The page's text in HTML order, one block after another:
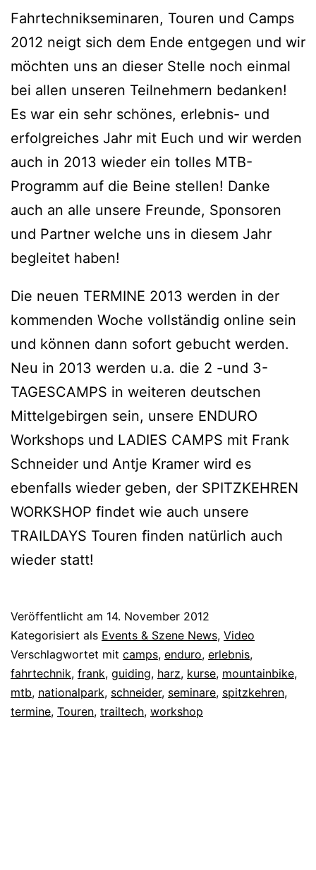
Fahrtechnikseminaren, Touren und Camps
2012 neigt sich dem Ende entgegen und wir
möchten uns an dieser Stelle noch einmal
bei allen unseren Teilnehmern bedanken!
Es war ein sehr schönes, erlebnis- und
erfolgreiches Jahr mit Euch und wir werden
auch in 2013 wieder ein tolles MTB-
Programm auf die Beine stellen! Danke
auch an alle unsere Freunde, Sponsoren
und Partner welche uns in diesem Jahr
begleitet haben!
Die neuen TERMINE 2013 werden in der
kommenden Woche vollständig online sein
und können dann sofort gebucht werden.
Neu in 2013 werden u.a. die 2 -und 3-
TAGESCAMPS in weiteren deutschen
Mittelgebirgen sein, unsere ENDURO
Workshops und LADIES CAMPS mit Frank
Schneider und Antje Kramer wird es
ebenfalls wieder geben, der SPITZKEHREN
WORKSHOP findet wie auch unsere
TRAILDAYS Touren finden natürlich auch
wieder statt!
Veröffentlicht am 14. November 2012
Kategorisiert als Events & Szene News, Video
Verschlagwortet mit camps, enduro, erlebnis,
fahrtechnik, frank, guiding, harz, kurse, mountainbike,
mtb, nationalpark, schneider, seminare, spitzkehren,
termine, Touren, trailtech, workshop